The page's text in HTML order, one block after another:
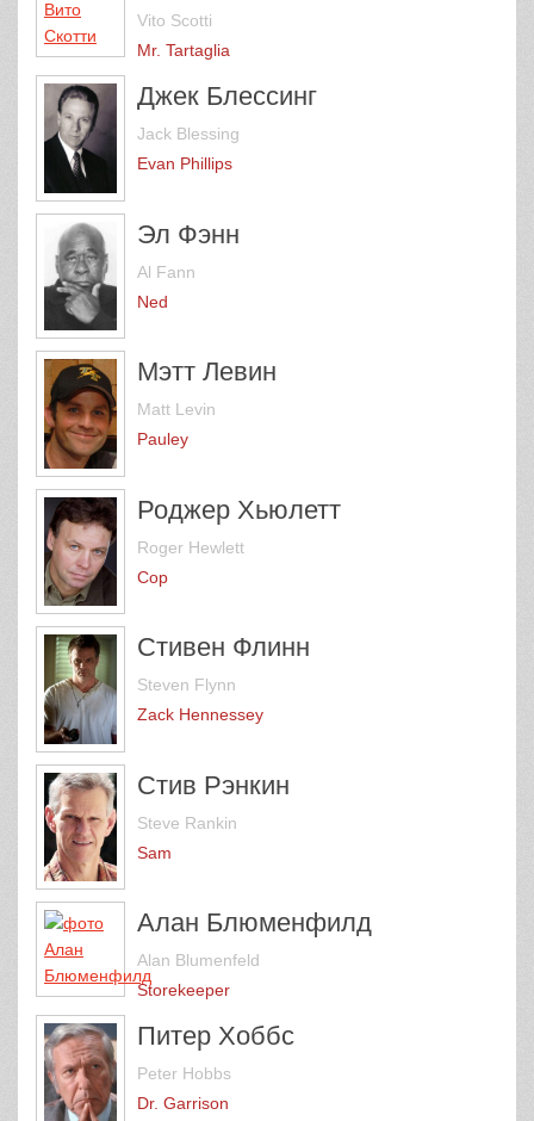
Vito Scotti
Mr. Tartaglia
Джек Блессинг
Jack Blessing
Evan Phillips
Эл Фэнн
Al Fann
Ned
Мэтт Левин
Matt Levin
Pauley
Роджер Хьюлетт
Roger Hewlett
Cop
Стивен Флинн
Steven Flynn
Zack Hennessey
Стив Рэнкин
Steve Rankin
Sam
Алан Блюменфилд
Alan Blumenfeld
Storekeeper
Питер Хоббс
Peter Hobbs
Dr. Garrison